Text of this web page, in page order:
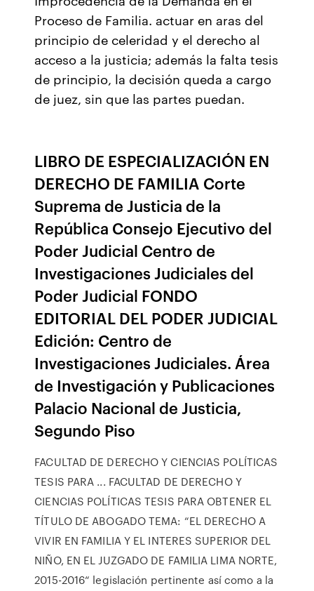
Proceso de Familia. actuar en aras del
principio de celeridad y el derecho al
acceso a la justicia; además la falta tesis
de principio, la decisión queda a cargo
de juez, sin que las partes puedan.
LIBRO DE ESPECIALIZACIÓN EN
DERECHO DE FAMILIA Corte
Suprema de Justicia de la
República Consejo Ejecutivo del
Poder Judicial Centro de
Investigaciones Judiciales del
Poder Judicial FONDO
EDITORIAL DEL PODER JUDICIAL
Edición: Centro de
Investigaciones Judiciales. Área
de Investigación y Publicaciones
Palacio Nacional de Justicia,
Segundo Piso
FACULTAD DE DERECHO Y CIENCIAS POLÍTICAS
TESIS PARA ... FACULTAD DE DERECHO Y
CIENCIAS POLÍTICAS TESIS PARA OBTENER EL
TÍTULO DE ABOGADO TEMA: “EL DERECHO A
VIVIR EN FAMILIA Y EL INTERES SUPERIOR DEL
NIÑO, EN EL JUZGADO DE FAMILIA LIMA NORTE,
2015-2016“ legislación pertinente así como a la